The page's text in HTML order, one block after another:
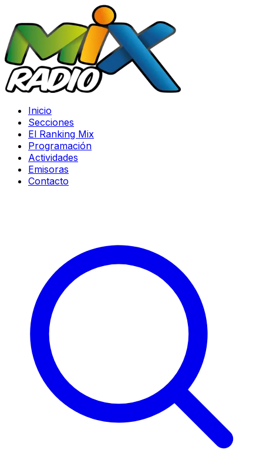
Inicio
Secciones
El Ranking Mix
Programación
Actividades
Emisoras
Contacto